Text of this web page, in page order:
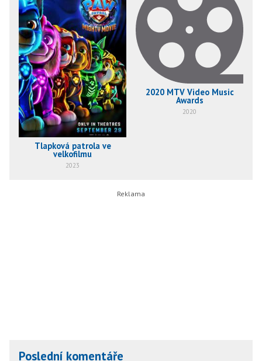
Tlapková patrola ve
velkofilmu
2023
2020 MTV Video Music
Awards
2020
Poslední komentáře